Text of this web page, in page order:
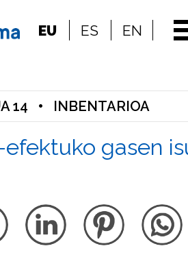
EU ES EN
14 • INBENTARIOA
gasen